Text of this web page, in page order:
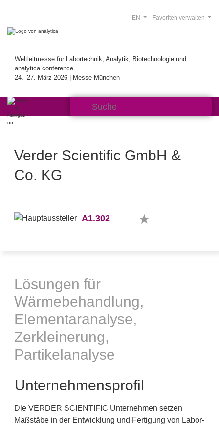
Weltleitmesse für Labortechnik, Analytik, Biotechnologie und
analytica conference
24.–27. März 2026 | Messe München
Favoriten verwalten
EN
Verder Scientific GmbH &
Co. KG
A1.302
Lösungen für
Wärmebehandlung,
Elementaranalyse,
Zerkleinerung,
Partikelanalyse
Unternehmensprofil
Die VERDER SCIENTIFIC Unternehmen setzen
Maßstäbe in der Entwicklung und Fertigung von Labor-